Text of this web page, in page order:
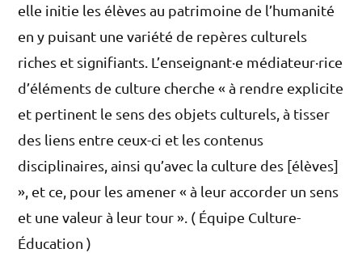
elle initie les élèves au patrimoine de l’humanité
en y puisant une variété de repères culturels
riches et signifiants. L’enseignant·e médiateur·rice
d’éléments de culture cherche « à rendre explicite
et pertinent le sens des objets culturels, à tisser
des liens entre ceux-ci et les contenus
disciplinaires, ainsi qu’avec la culture des [élèves]
», et ce, pour les amener « à leur accorder un sens
et une valeur à leur tour ». ( Équipe Culture-
Éducation )